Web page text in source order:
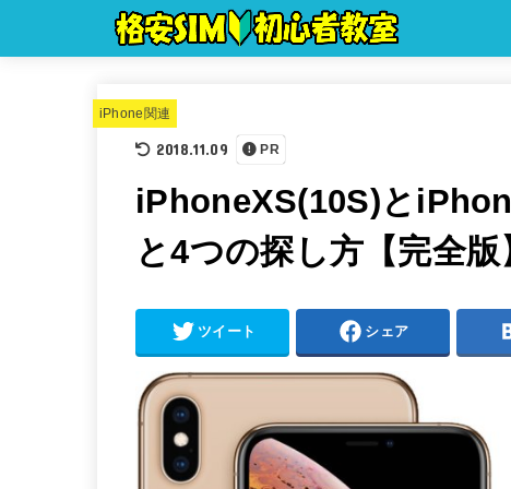
iPhone関連
2018.11.09 PR
iPhoneXS(10S)と
と4つの探し方【完全版
ツイート シェア